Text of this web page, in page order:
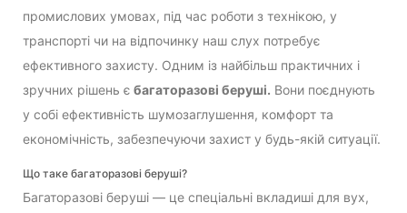
промислових умовах, під час роботи з технікою, у
транспорті чи на відпочинку наш слух потребує
ефективного захисту. Одним із найбільш практичних і
зручних рішень є багаторазові беруші. Вони поєднують
у собі ефективність шумозаглушення, комфорт та
економічність, забезпечуючи захист у будь-якій ситуації.
Що таке багаторазові беруші?
Багаторазові беруші — це спеціальні вкладиші для вух,